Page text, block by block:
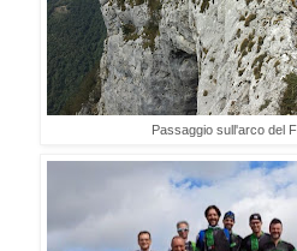
Passaggio sull'arco del